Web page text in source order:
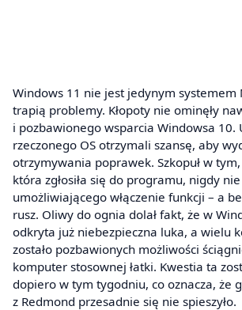
Windows 11 nie jest jedynym
trapią problemy. Kłopoty nie ominęły
i pozbawionego wsparcia Windowsa 10.
rzeczonego OS otrzymali szansę, aby
otrzymywania poprawek. Szkopuł w tym,
która zgłosiła się do programu, nigdy
umożliwiającego włączenie funkcji – a
rusz. Oliwy do ognia dolał fakt, że w
odkryta już niebezpieczna luka, a wielu
zostało pozbawionych możliwości
komputer stosownej łatki. Kwestia ta
dopiero w tym tygodniu, co oznacza, że
z Redmond przesadnie się nie spieszyło.